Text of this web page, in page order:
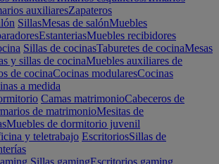
auxiliaresZapateros
SillasMesas de salónMuebles
EstanteriasMuebles recibidores
Sillas de cocinasTaburetes de cocinaMesas
y sillas de cocinaMuebles auxiliares de
de cocinaCocinas modularesCocinas
a medida
Camas matrimonioCabeceros de
de matrimonioMesitas de
Muebles de dormitorio juvenil
y teletrabajo EscritoriosSillas de
Sillas gamingEscritorios gaming